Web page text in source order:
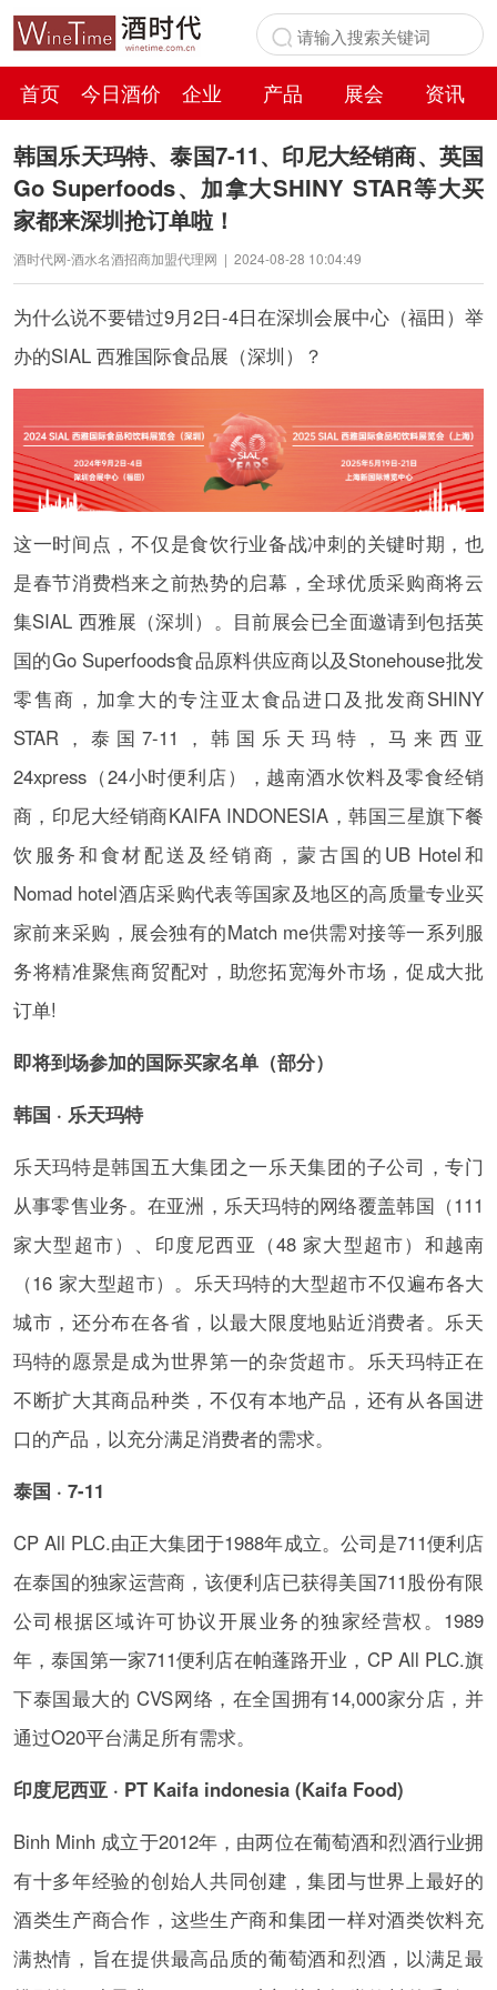
首页 今日酒价 企业 产品 展会
资讯
百科
韩国乐天玛特、泰国7-11、印尼大经销商、英国
Go Superfoods、加拿大SHINY STAR等大买
家都来深圳抢订单啦！
酒时代网-酒水名酒招商加盟代理网 | 2024-08-28 10:04:49
为什么说不要错过9月2日-4日在深圳会展中心（福田）举
办的SIAL 西雅国际食品展（深圳）？
这一时间点，不仅是食饮行业备战冲刺的关键时期，也
是春节消费档来之前热势的启幕，全球优质采购商将云
集SIAL 西雅展（深圳）。目前展会已全面邀请到包括英
国的Go Superfoods食品原料供应商以及Stonehouse批发
零售商，加拿大的专注亚太食品进口及批发商SHINY
STAR，泰国7-11，韩国乐天玛特，马来西亚
24xpress（24小时便利店），越南酒水饮料及零食经销
商，印尼大经销商KAIFA INDONESIA，韩国三星旗下餐
饮服务和食材配送及经销商，蒙古国的UB Hotel和
Nomad hotel酒店采购代表等国家及地区的高质量专业买
家前来采购，展会独有的Match me供需对接等一系列服
务将精准聚焦商贸配对，助您拓宽海外市场，促成大批
订单!
即将到场参加的国际买家名单（部分）
韩国 · 乐天玛特
乐天玛特是韩国五大集团之一乐天集团的子公司，专门
从事零售业务。在亚洲，乐天玛特的网络覆盖韩国（111
家大型超市）、印度尼西亚（48 家大型超市）和越南
（16 家大型超市）。乐天玛特的大型超市不仅遍布各大
城市，还分布在各省，以最大限度地贴近消费者。乐天
玛特的愿景是成为世界第一的杂货超市。乐天玛特正在
不断扩大其商品种类，不仅有本地产品，还有从各国进
口的产品，以充分满足消费者的需求。
泰国 · 7-11
CP All PLC.由正大集团于1988年成立。公司是711便利店
在泰国的独家运营商，该便利店已获得美国711股份有限
公司根据区域许可协议开展业务的独家经营权。1989
年，泰国第一家711便利店在帕蓬路开业，CP All PLC.旗
下泰国最大的 CVS网络，在全国拥有14,000家分店，并
通过O20平台满足所有需求。
印度尼西亚 · PT Kaifa indonesia (Kaifa Food)
Binh Minh 成立于2012年，由两位在葡萄酒和烈酒行业拥
有十多年经验的创始人共同创建，集团与世界上最好的
酒类生产商合作，这些生产商和集团一样对酒类饮料充
满热情，旨在提供最高品质的葡萄酒和烈酒，以满足最